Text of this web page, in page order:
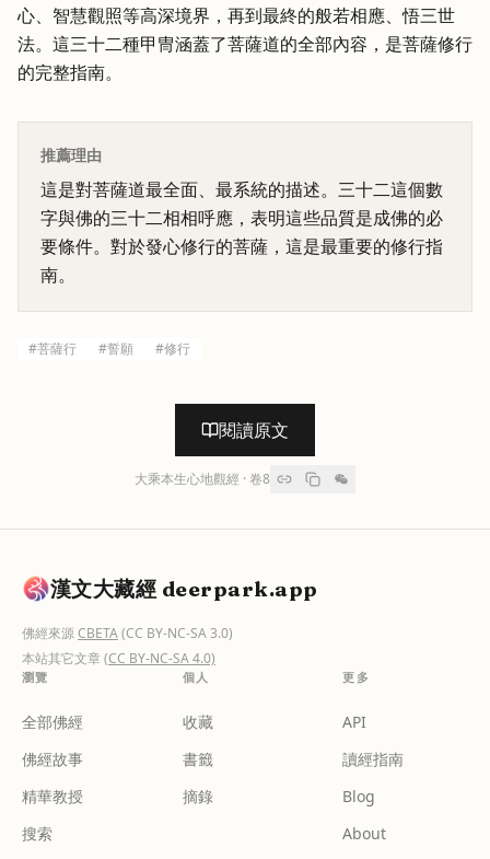
心、智慧觀照等高深境界，再到最終的般若相應、悟三世
法。這三十二種甲冑涵蓋了菩薩道的全部內容，是菩薩修行
的完整指南。
推薦理由
這是對菩薩道最全面、最系統的描述。三十二這個數
字與佛的三十二相相呼應，表明這些品質是成佛的必
要條件。對於發心修行的菩薩，這是最重要的修行指
南。
#菩薩行 #誓願 #修行
閱讀原文
大乘本生心地觀經 · 卷8
漢文大藏經 deerpark.app
佛經來源CBETA(CC BY-NC-SA 3.0)
本站其它文章(CC BY-NC-SA 4.0)
瀏覽
全部佛經
佛經故事
精華教授
搜索
個人
收藏
書籤
摘錄
更多
API
讀經指南
Blog
About